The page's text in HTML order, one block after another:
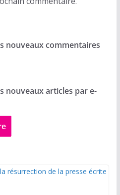
nouveaux commentaires
nouveaux articles par e-